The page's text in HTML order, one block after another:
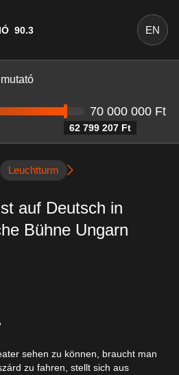
90.3 EN
62 799 207 Ft
70 000 000 Ft
Leuchtturm
auf Deutsch in
Bühne Ungarn
sehen zu können, braucht man
zu fahren, stellt sich aus